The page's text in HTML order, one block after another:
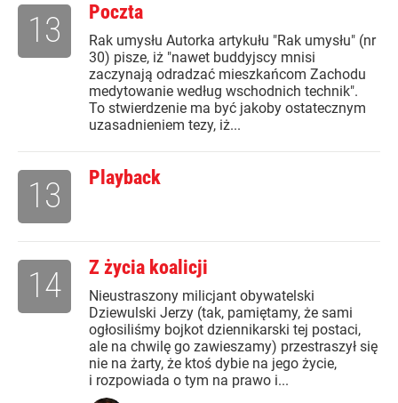
Poczta
Rak umysłu Autorka artykułu "Rak umysłu" (nr
30) pisze, iż "nawet buddyjscy mnisi
zaczynają odradzać mieszkańcom Zachodu
medytowanie według wschodnich technik".
To stwierdzenie ma być jakoby ostatecznym
uzasadnieniem tezy, iż...
13
Playback
13
Z życia koalicji
Nieustraszony milicjant obywatelski
Dziewulski Jerzy (tak, pamiętamy, że sami
ogłosiliśmy bojkot dziennikarski tej postaci,
ale na chwilę go zawieszamy) przestraszył się
nie na żarty, że ktoś dybie na jego życie,
i rozpowiada o tym na prawo i...
14